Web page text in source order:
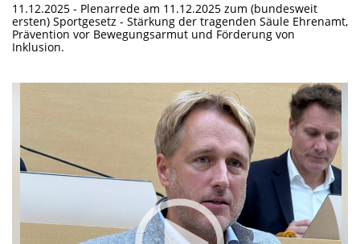
11.12.2025 - Plenarrede am 11.12.2025 zum (bundesweit
ersten) Sportgesetz - Stärkung der tragenden Säule Ehrenamt,
Prävention vor Bewegungsarmut und Förderung von
Inklusion.